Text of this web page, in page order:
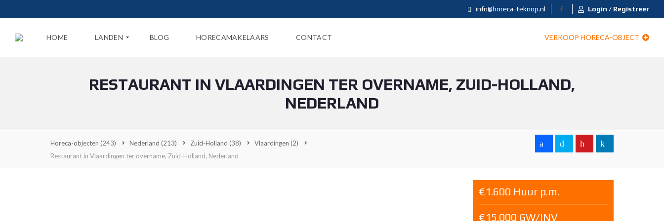
info@horeca-tekoop.nl Login / Registreer
HOME LANDEN
N
N
D
BLOG HORECAMAKELAARS CONTACT VERKOOP HORECA-OBJECT
RESTAURANT IN VLAARDINGEN TER OVERNAME, ZUID-HOLLAND,
NEDERLAND
Horeca-objecten (243) Nederland (213) Zuid-Holland (38) Vlaardingen (2)
Restaurant in Vlaardingen ter overname, Zuid-Holland, Nederland
€1.600 Huur p.m.
€15.000 GW/INV